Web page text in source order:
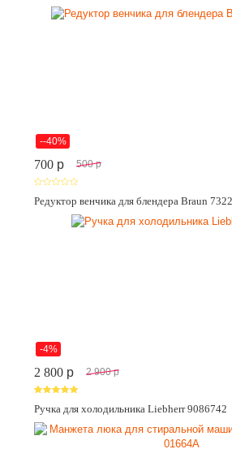
--40%
700 p 500 p
Редуктор венчика для блендера Braun
-4%
2 800 p 2 900 p
Ручка для холодильника Liebherr 9086742